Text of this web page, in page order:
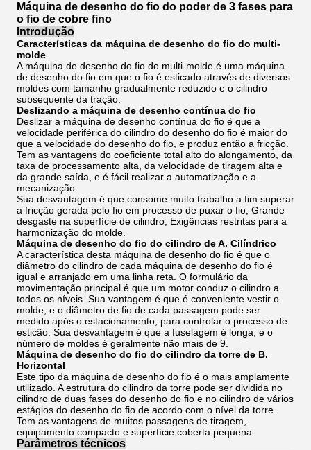
Máquina de desenho do fio do poder de 3 fases para
o fio de cobre fino
Introdução
Características da máquina de desenho do fio do multi-
molde
A máquina de desenho do fio do multi-molde é uma máquina
de desenho do fio em que o fio é esticado através de diversos
moldes com tamanho gradualmente reduzido e o cilindro
subsequente da tração.
Deslizando a máquina de desenho contínua do fio
Deslizar a máquina de desenho contínua do fio é que a
velocidade periférica do cilindro do desenho do fio é maior do
que a velocidade do desenho do fio, e produz então a fricção.
Tem as vantagens do coeficiente total alto do alongamento, da
taxa de processamento alta, da velocidade de tiragem alta e
da grande saída, e é fácil realizar a automatização e a
mecanização.
Sua desvantagem é que consome muito trabalho a fim superar
a fricção gerada pelo fio em processo de puxar o fio; Grande
desgaste na superfície de cilindro; Exigências restritas para a
harmonização do molde.
Máquina de desenho do fio do cilindro de A. Cilíndrico
A característica desta máquina de desenho do fio é que o
diâmetro do cilindro de cada máquina de desenho do fio é
igual e arranjado em uma linha reta. O formulário da
movimentação principal é que um motor conduz o cilindro a
todos os níveis. Sua vantagem é que é conveniente vestir o
molde, e o diâmetro de fio de cada passagem pode ser
medido após o estacionamento, para controlar o processo de
esticão. Sua desvantagem é que a fuselagem é longa, e o
número de moldes é geralmente não mais de 9.
Máquina de desenho do fio do cilindro da torre de B.
Horizontal
Este tipo da máquina de desenho do fio é o mais amplamente
utilizado. A estrutura do cilindro da torre pode ser dividida no
cilindro de duas fases do desenho do fio e no cilindro de vários
estágios do desenho do fio de acordo com o nível da torre.
Tem as vantagens de muitos passagens de tiragem,
equipamento compacto e superfície coberta pequena.
Parâmetros técnicos